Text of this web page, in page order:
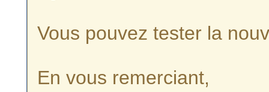
Vous pouvez tester la
En vous remerciant,